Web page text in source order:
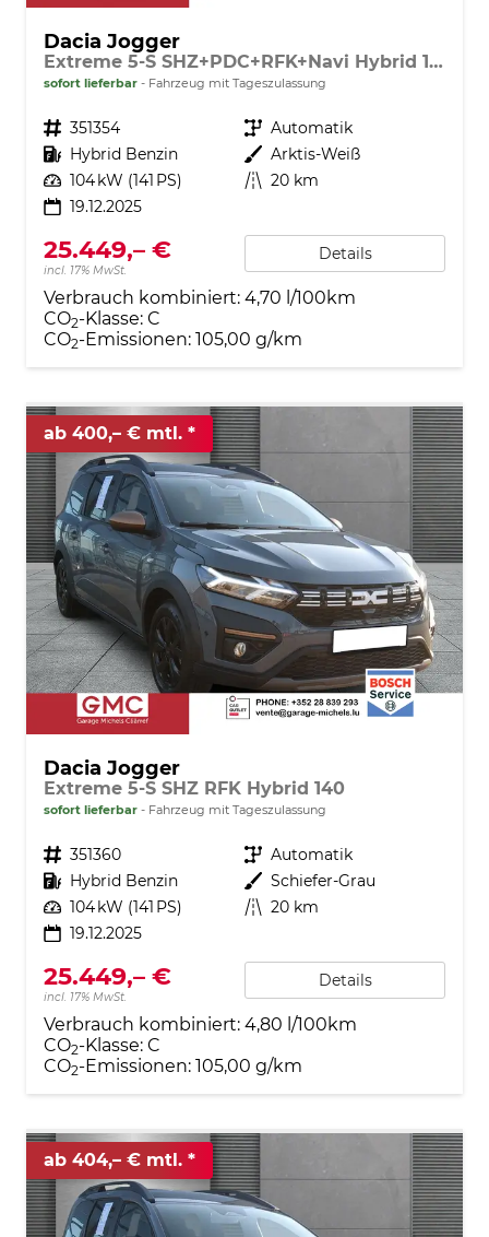
Dacia Jogger
Extreme 5-S SHZ+PDC+RFK+Navi Hybrid 140
sofort lieferbar Fahrzeug mit Tageszulassung
Fahrzeugnr. 351354 Getriebe Automatik
Kraftstoff Hybrid Benzin Außenfarbe Arktis-Weiß
Leistung 104 kW (141 PS) Kilometerstand 20 km
19.12.2025
25.449,– €
incl. 17% MwSt.
Details
Verbrauch kombiniert: 4,70 l/100km
CO2-Klasse: C
CO2-Emissionen: 105,00 g/km
ab 400,– € mtl.
Dacia Jogger
Extreme 5-S SHZ RFK Hybrid 140
sofort lieferbar Fahrzeug mit Tageszulassung
Fahrzeugnr. 351360 Getriebe Automatik
Kraftstoff Hybrid Benzin Außenfarbe Schiefer-Grau
Leistung 104 kW (141 PS) Kilometerstand 20 km
19.12.2025
25.449,– €
incl. 17% MwSt.
Details
Verbrauch kombiniert: 4,80 l/100km
CO2-Klasse: C
CO2-Emissionen: 105,00 g/km
ab 404,– € mtl.